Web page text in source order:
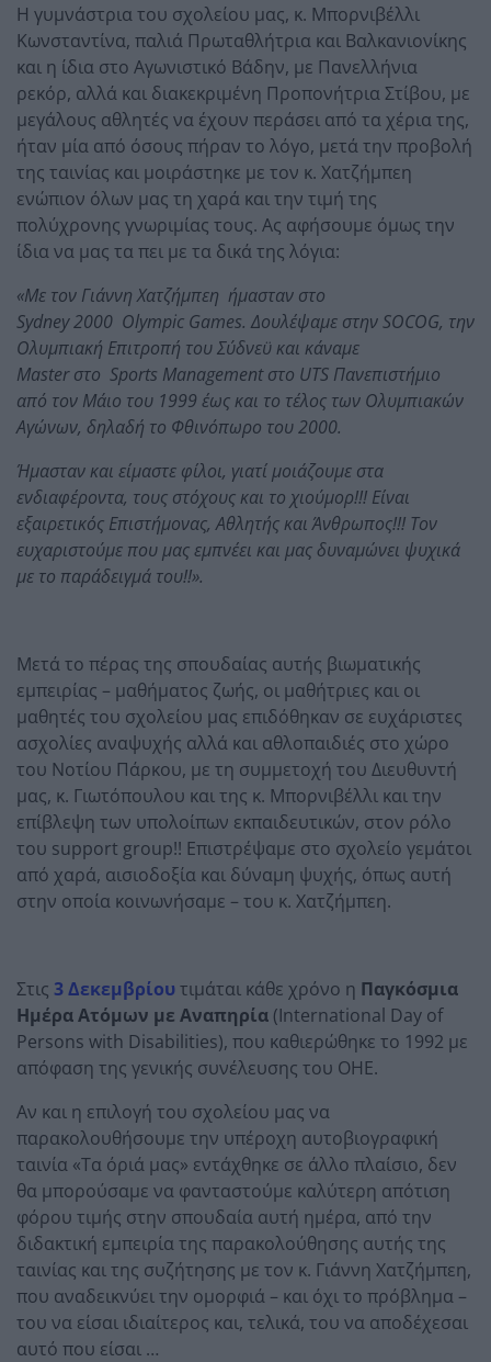
Η γυμνάστρια του σχολείου μας, κ. Μπορνιβέλλι
Κωνσταντίνα, παλιά Πρωταθλήτρια και Βαλκανιονίκης
και η ίδια στο Αγωνιστικό Βάδην, με Πανελλήνια
ρεκόρ, αλλά και διακεκριμένη Προπονήτρια Στίβου, με
μεγάλους αθλητές να έχουν περάσει από τα χέρια της,
ήταν μία από όσους πήραν το λόγο, μετά την προβολή
της ταινίας και μοιράστηκε με τον κ. Χατζήμπεη
ενώπιον όλων μας τη χαρά και την τιμή της
πολύχρονης γνωριμίας τους. Ας αφήσουμε όμως την
ίδια να μας τα πει με τα δικά της λόγια:
«Mε τον Γιάννη Χατζήμπεη ήμασταν στο
Sydney2000 Olympic Games. Δουλέψαμε στηνSOCOG, την
Ολυμπιακή Επιτροπή του Σύδνεϋ και κάναμε
Masterστο Sports Managementστο UTS Πανεπιστήμιο
από τον Μάιο του 1999 έως και το τέλος των Ολυμπιακών
Αγώνων, δηλαδή το Φθινόπωρο του 2000.
Ήμασταν και είμαστε φίλοι, γιατί μοιάζουμε στα
ενδιαφέροντα, τους στόχους και το χιούμορ!!! Είναι
εξαιρετικός Επιστήμονας, Αθλητής και Άνθρωπος!!! Τον
ευχαριστούμε που μας εμπνέει και μας δυναμώνει ψυχικά
με το παράδειγμά του!!».
Μετά το πέρας της σπουδαίας αυτής βιωματικής
εμπειρίας – μαθήματος ζωής, οι μαθήτριες και οι
μαθητές του σχολείου μας επιδόθηκαν σε ευχάριστες
ασχολίες αναψυχής αλλά και αθλοπαιδιές στο χώρο
του Νοτίου Πάρκου, με τη συμμετοχή του Διευθυντή
μας, κ. Γιωτόπουλου και της κ. Μπορνιβέλλι και την
επίβλεψη των υπολοίπων εκπαιδευτικών, στον ρόλο
του support group!! Επιστρέψαμε στο σχολείο γεμάτοι
από χαρά, αισιοδοξία και δύναμη ψυχής, όπως αυτή
στην οποία κοινωνήσαμε – του κ. Χατζήμπεη.
Στις 3 Δεκεμβρίουτιμάται κάθε χρόνο η Παγκόσμια
Ημέρα Ατόμων με Αναπηρία (International Day of
Persons with Disabilities), που καθιερώθηκε το 1992 με
απόφαση της γενικής συνέλευσης του ΟΗΕ.
Αν και η επιλογή του σχολείου μας να
παρακολουθήσουμε την υπέροχη αυτοβιογραφική
ταινία «Τα όριά μας» εντάχθηκε σε άλλο πλαίσιο, δεν
θα μπορούσαμε να φανταστούμε καλύτερη απότιση
φόρου τιμής στην σπουδαία αυτή ημέρα, από την
διδακτική εμπειρία της παρακολούθησης αυτής της
ταινίας και της συζήτησης με τον κ. Γιάννη Χατζήμπεη,
που αναδεικνύει την ομορφιά – και όχι το πρόβλημα –
του να είσαι ιδιαίτερος και, τελικά, του να αποδέχεσαι
αυτό που είσαι …